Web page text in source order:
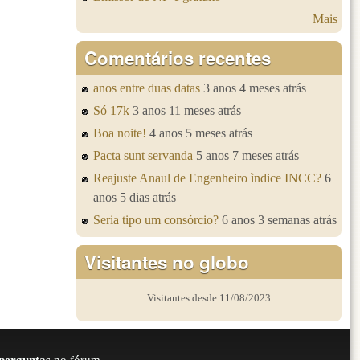
Mais
Comentários recentes
anos entre duas datas 3 anos 4 meses atrás
Só 17k 3 anos 11 meses atrás
Boa noite! 4 anos 5 meses atrás
Pacta sunt servanda 5 anos 7 meses atrás
Reajuste Anaul de Engenheiro ìndice INCC? 6
anos 5 dias atrás
Seria tipo um consórcio? 6 anos 3 semanas atrás
Visitantes no globo
Visitantes desde 11/08/2023